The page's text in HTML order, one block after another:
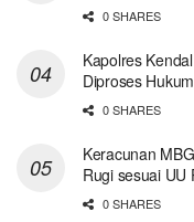
0 SHARES
Kapolres
Diproses Hukum
0 SHARES
Keracunan
Rugi sesuai UU
0 SHARES